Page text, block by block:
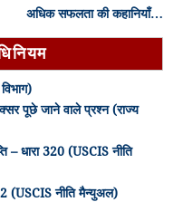
अधिक सफलता की कहानियाँ…
पूछे जाने वाले प्रश्न (राज्य
– धारा 320 (USCIS नीति
(USCIS नीति मैन्युअल)